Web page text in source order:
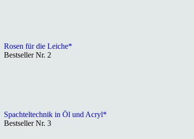
Rosen für die Leiche*
Bestseller Nr. 2
Spachteltechnik in Öl und Acryl*
Bestseller Nr. 3